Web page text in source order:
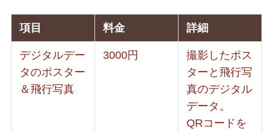
項目 料金 詳細
デジタルデー
タのポスター
＆飛行写真
3000円
撮影したポス
ターと飛行写
真のデジタル
データ。
QRコードを